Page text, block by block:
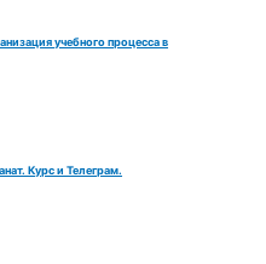
учебного процесса в
Курс и Телеграм.